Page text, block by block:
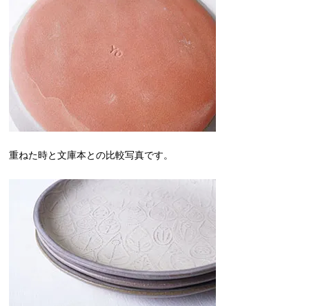
重ねた時と文庫本との比較写真です。